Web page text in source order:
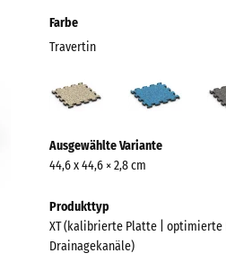
Farbe
Travertin
(active)
Informationen
zu
Farben?
Farbpalette
Ausgewählte Variante
44,6 x 44,6 × 2,8 cm
Produkttyp
XT (kalibrierte Platte | optimierte
Drainagekanäle)